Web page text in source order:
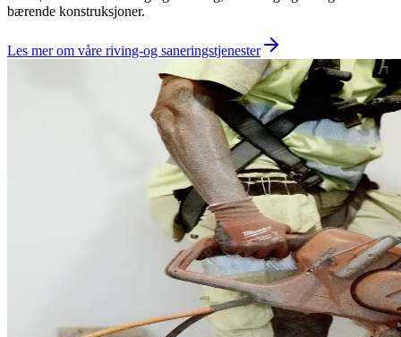
bærende konstruksjoner.
Les mer om våre riving-og saneringstjenester